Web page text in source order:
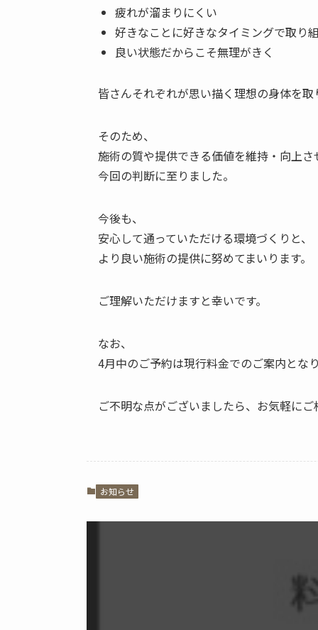
疲れが溜まりにくい
好きなことに好きなタイミングで取り
良い状態だからこそ無理がきく
皆さんそれぞれが思い描く理想の身体を
そのため、
施術の質や提供できる価値を維持・向上
今回の判断に至りました。
今後も、
安心して通っていただける環境づくりと、
より良い施術の提供に努めてまいります。
ご理解いただけますと幸いです。
なお、
4月中のご予約は現行料金でのご案内とな
ご不明な点がございましたら、お気軽に
お知らせ